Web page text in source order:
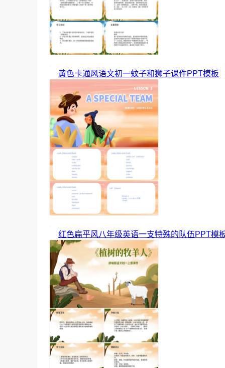
黄色卡通风语文初一蚊子和狮子课件PPT模板
红色扁平风八年级英语一支特殊的队伍PPT模